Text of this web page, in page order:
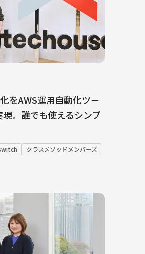
をAWS運用自動化ツー
。誰でも使えるシンプ
クラスメソッドメンバーズ